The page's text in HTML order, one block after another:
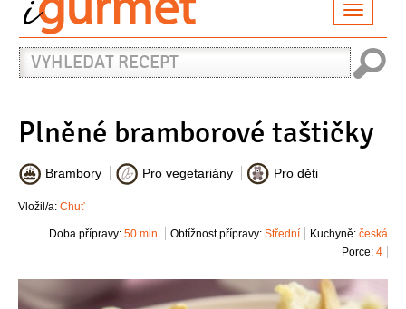
Vyhledat
recept
Plněné bramborové taštičky
Brambory Pro vegetariány Pro děti
Vložil/a: Chuť
Kuchyně: česká
Obtížnost přípravy: Střední
Doba přípravy: 50 min.
Porce: 4